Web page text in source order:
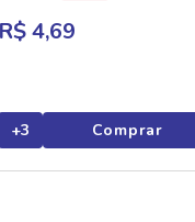
R$ 4,69
+3 Comprar